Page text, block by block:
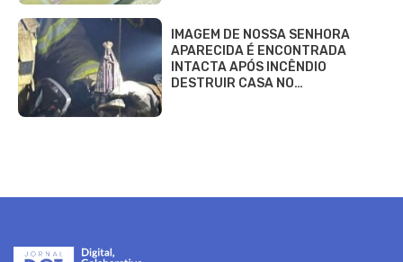
IMAGEM DE NOSSA SENHORA
APARECIDA É ENCONTRADA
INTACTA APÓS INCÊNDIO
DESTRUIR CASA NO…